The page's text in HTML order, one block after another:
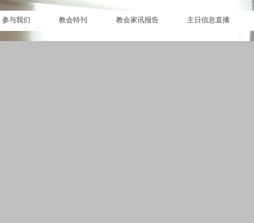
参与我们 教会特刊 教会家讯报告 主日信息直播